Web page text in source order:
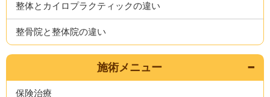
整体とカイロプラクティックの違い
整骨院と整体院の違い
施術メニュー
保険治療